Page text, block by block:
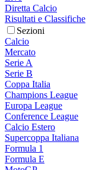
Diretta Calcio
Risultati e Classifiche
Sezioni
Calcio
Mercato
Serie A
Serie B
Coppa Italia
Champions League
Europa League
Conference League
Calcio Estero
Supercoppa Italiana
Formula 1
Formula E